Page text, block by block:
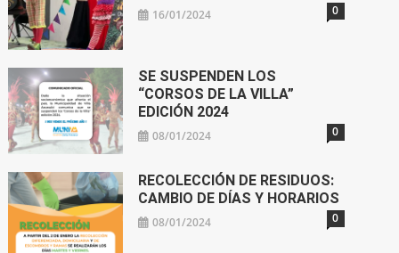
16/01/2024 0
SE SUSPENDEN LOS
“CORSOS DE LA VILLA”
EDICIÓN 2024
08/01/2024 0
RECOLECCIÓN DE RESIDUOS:
CAMBIO DE DÍAS Y HORARIOS
08/01/2024 0